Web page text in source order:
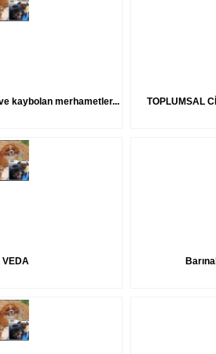
kaybolan merhametler... TOPLUMSAL
VEDA